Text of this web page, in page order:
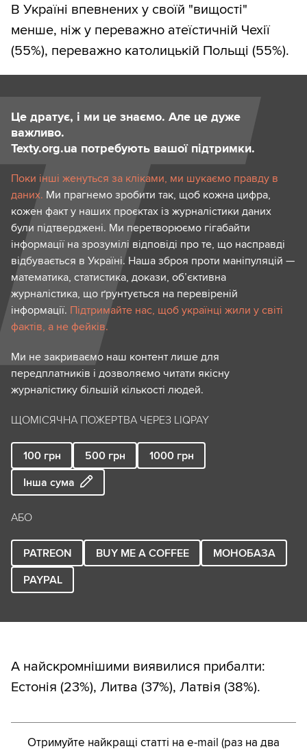
В Україні впевнених у своїй "вищості"
менше, ніж у переважно атеїстичній Чехії
(55%), переважно католицькій Польщі (55%).
Це дратує, і ми це знаємо. Але це дуже
важливо.
Texty.org.ua потребують вашої підтримки.
Поки інші женуться за кліками, ми шукаємо правду в
даних. Ми прагнемо зробити так, щоб кожна цифра,
кожен факт у наших проєктах із журналістики даних
були підтверджені. Ми перетворюємо гігабайти
інформації на зрозумілі відповіді про те, що насправді
відбувається в Україні. Наша зброя проти маніпуляцій —
математика, статистика, докази, об’єктивна
журналістика, що ґрунтується на перевіреній
інформації. Підтримайте нас, щоб українці жили у світі
фактів, а не фейків.
Ми не закриваємо наш контент лише для
передплатників і дозволяємо читати якісну
журналістику більшій кількості людей.
ЩОМІСЯЧНА ПОЖЕРТВА ЧЕРЕЗ LIQPAY
100 грн 500 грн 1000 грн
Інша сума
АБО
PATREON BUY ME A COFFEE
МОНОБАЗА
PAYPAL
А найскромнішими виявилися прибалти:
Естонія (23%), Литва (37%), Латвія (38%).
Отримуйте найкращі статті на e-mail (раз на два